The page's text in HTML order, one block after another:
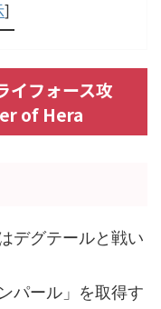
]
イフォース攻
of Hera
デグテールと戦い
パール」を取得す